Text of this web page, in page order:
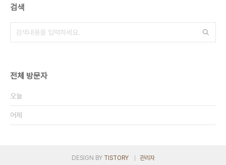
검색
전체 방문자
오늘
어제
DESIGN BY TISTORY 관리자